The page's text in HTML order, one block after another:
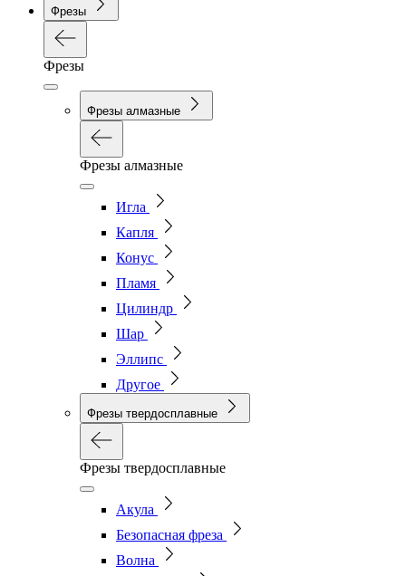
Фрезы
Фрезы
Фрезы алмазные
Фрезы алмазные
Игла
Капля
Конус
Пламя
Цилиндр
Шар
Эллипс
Другое
Фрезы твердосплавные
Фрезы твердосплавные
Акула
Безопасная фреза
Волна